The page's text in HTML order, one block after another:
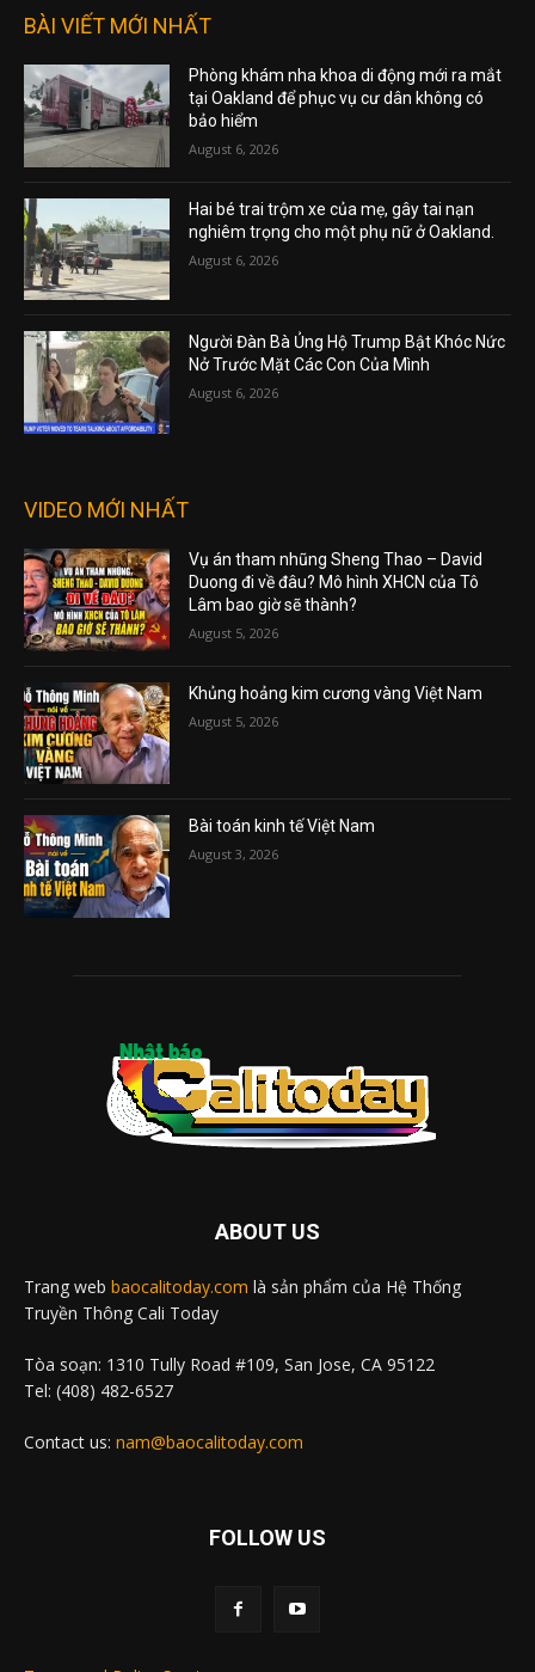
BÀI VIẾT MỚI NHẤT
Phòng khám nha khoa di động mới ra mắt
tại Oakland để phục vụ cư dân không có
bảo hiểm
August 6, 2026
Hai bé trai trộm xe của mẹ, gây tai nạn
nghiêm trọng cho một phụ nữ ở Oakland.
August 6, 2026
Người Đàn Bà Ủng Hộ Trump Bật Khóc Nức
Nở Trước Mặt Các Con Của Mình
August 6, 2026
VIDEO MỚI NHẤT
Vụ án tham nhũng Sheng Thao – David
Duong đi về đâu? Mô hình XHCN của Tô
Lâm bao giờ sẽ thành?
August 5, 2026
Khủng hoảng kim cương vàng Việt Nam
August 5, 2026
Bài toán kinh tế Việt Nam
August 3, 2026
ABOUT US
Trang web baocalitoday.com là sản phẩm của Hệ Thống
Truyền Thông Cali Today
Tòa soạn: 1310 Tully Road #109, San Jose, CA 95122
Tel: (408) 482-6527
Contact us: nam@baocalitoday.com
FOLLOW US